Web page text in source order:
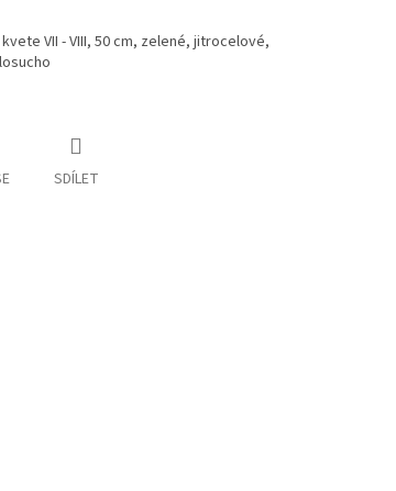
VII - VIII, 50 cm, zelené, jitrocelové,
SDÍLET